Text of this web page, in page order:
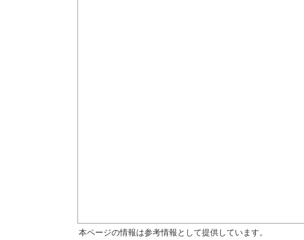
本ページの情報は参考情報として提供しています。